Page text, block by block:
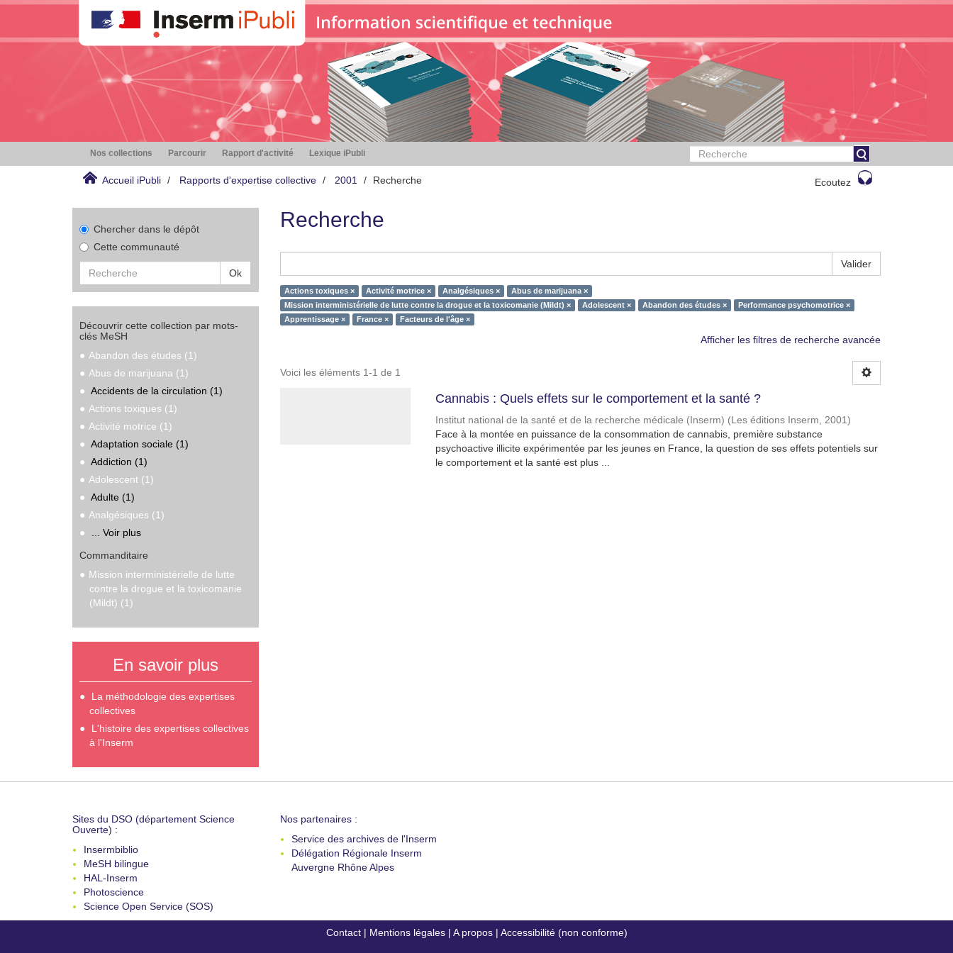
Nos collections Parcourir Rapport d'activité Lexique iPubli
Accueil iPubli Rapports d'expertise collective 2001 Recherche Ecoutez
Chercher dans le dépôt
Cette communauté
Ok
Découvrir cette collection par mots-
clés MeSH
Abandon des études (1)
Abus de marijuana (1)
Accidents de la circulation (1)
Actions toxiques (1)
Activité motrice (1)
Adaptation sociale (1)
Addiction (1)
Adolescent (1)
Adulte (1)
Analgésiques (1)
... Voir plus
Commanditaire
Mission interministérielle de lutte
contre la drogue et la toxicomanie
(Mildt) (1)
En savoir plus
La méthodologie des expertises
collectives
L'histoire des expertises collectives
à l'Inserm
Recherche
Valider
Actions toxiques × Activité motrice × Analgésiques ×
Abus de marijuana ×
Mission interministérielle de lutte contre la drogue et la toxicomanie (Mildt) ×
Adolescent × Abandon des études ×
Performance psychomotrice ×
Apprentissage ×
France × Facteurs de l'âge ×
Afficher les filtres de recherche avancée
Voici les éléments 1-1 de 1
Cannabis : Quels effets sur le comportement et la santé ?
Institut national de la santé et de la recherche médicale (Inserm) (Les éditions Inserm, 2001)
Face à la montée en puissance de la consommation de cannabis, première substance
psychoactive illicite expérimentée par les jeunes en France, la question de ses effets potentiels sur
le comportement et la santé est plus ...
Sites du DSO (département Science
Ouverte) :
Insermbiblio
MeSH bilingue
HAL-Inserm
Photoscience
Science Open Service (SOS)
Nos partenaires :
Service des archives de l'Inserm
Délégation Régionale Inserm
Auvergne Rhône Alpes
Contact| Mentions légales| A propos| Accessibilité (non conforme)